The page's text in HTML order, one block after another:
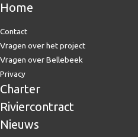
Home
Contact
Vragen over het project
Vragen over Bellebeek
Privacy
Charter
Riviercontract
Nieuws